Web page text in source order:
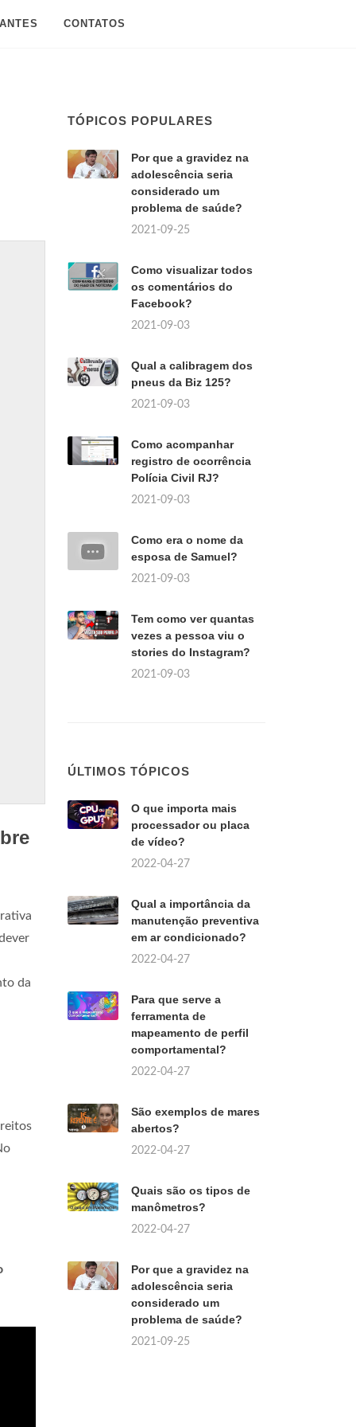
CONTATOS
da
TÓPICOS POPULARES
Por que a gravidez na
adolescência seria
considerado um
problema de saúde?
2021-09-25
Como visualizar todos
os comentários do
Facebook?
2021-09-03
Qual a calibragem dos
pneus da Biz 125?
2021-09-03
Como acompanhar
registro de ocorrência
Polícia Civil RJ?
2021-09-03
Como era o nome da
esposa de Samuel?
2021-09-03
Tem como ver quantas
vezes a pessoa viu o
stories do Instagram?
2021-09-03
ÚLTIMOS TÓPICOS
O que importa mais
processador ou placa
de vídeo?
2022-04-27
Qual a importância da
manutenção preventiva
em ar condicionado?
2022-04-27
Para que serve a
ferramenta de
mapeamento de perfil
comportamental?
2022-04-27
São exemplos de mares
abertos?
2022-04-27
Quais são os tipos de
manômetros?
2022-04-27
Por que a gravidez na
adolescência seria
considerado um
problema de saúde?
2021-09-25